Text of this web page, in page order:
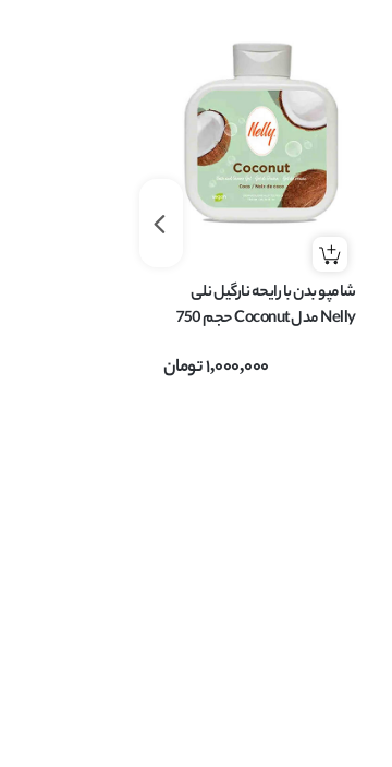
شامپو بدن با رایحه نارگیل نلی
Nelly مدل Coconut حجم 750
1,000,000تومان